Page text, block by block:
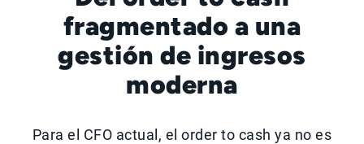
fragmentado a una
gestión de ingresos
moderna
Para el CFO actual, el order to cash ya no es